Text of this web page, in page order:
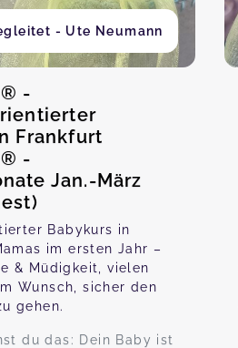
- Ute Neumann
-
Frankfurt
-
Jan.-März
Babykurs in
im ersten Jahr –
& Müdigkeit, vielen
Wunsch, sicher den
gehen.
du das: Dein Baby ist